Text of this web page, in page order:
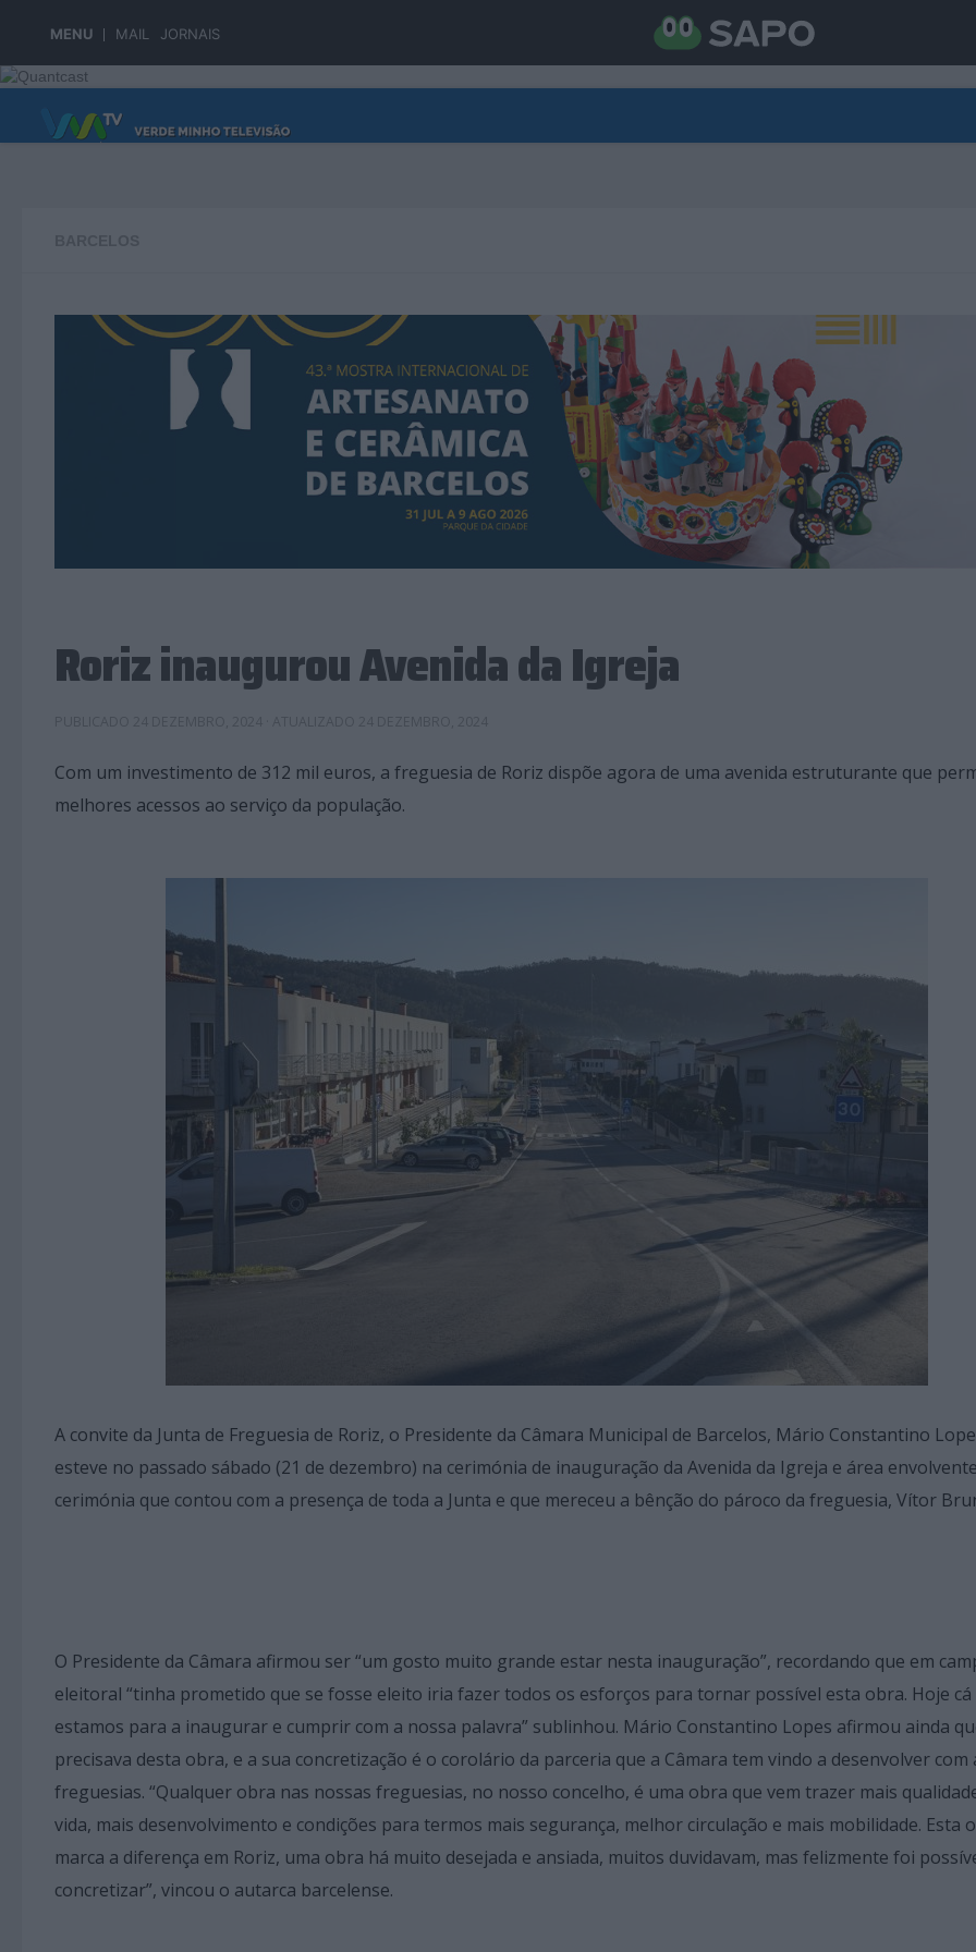
MENU MAIL JORNAIS
Skip to content
Roriz inaugurou Avenida da Igreja
Com um investimento de 312 mil euros, a freguesia de Roriz dispõe agora de uma avenida estruturante que
melhores acessos ao serviço da população.
A convite da Junta de Freguesia de Roriz, o Presidente da Câmara Municipal de Barcelos, Mário Constantino
esteve no passado sábado (21 de dezembro) na cerimónia de inauguração da Avenida da Igreja e área
cerimónia que contou com a presença de toda a Junta e que mereceu a bênção do pároco da freguesia, Vítor
O Presidente da Câmara afirmou ser “um gosto muito grande estar nesta inauguração”, recordando que em
eleitoral “tinha prometido que se fosse eleito iria fazer todos os esforços para tornar possível esta obra. Hoje cá
estamos para a inaugurar e cumprir com a nossa palavra” sublinhou. Mário Constantino Lopes afirmou ainda
precisava desta obra, e a sua concretização é o corolário da parceria que a Câmara tem vindo a desenvolver com
freguesias. “Qualquer obra nas nossas freguesias, no nosso concelho, é uma obra que vem trazer mais
vida, mais desenvolvimento e condições para termos mais segurança, melhor circulação e mais mobilidade. Esta
marca a diferença em Roriz, uma obra há muito desejada e ansiada, muitos duvidavam, mas felizmente foi
concretizar”, vincou o autarca barcelense.